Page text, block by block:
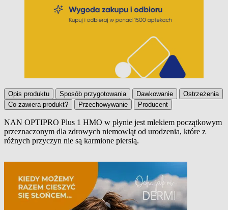
Opis produktu Sposób przygotowania Dawkowanie
Ostrzeżenia
Co zawiera produkt?
Przechowywanie Producent
Opis produktu
NAN OPTIPRO Plus 1 HMO w płynie jest mlekiem początkowym
przeznaczonym dla zdrowych niemowląt od urodzenia, które z
różnych przyczyn nie są karmione piersią.